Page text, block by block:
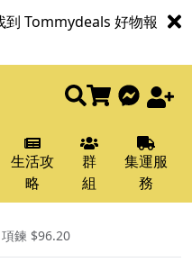
Tommydeals 好物報
生活攻
略
群
組
集運服
務
鍊 $96.20